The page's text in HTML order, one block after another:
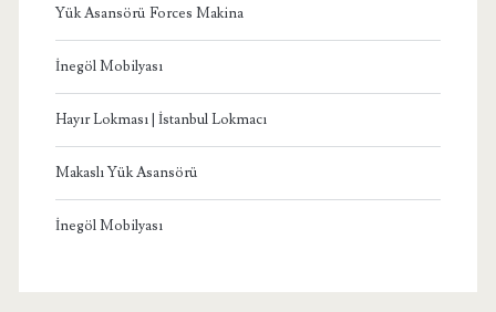
Yük Asansörü Forces Makina
İnegöl Mobilyası
Hayır Lokması | İstanbul Lokmacı
Makaslı Yük Asansörü
İnegöl Mobilyası